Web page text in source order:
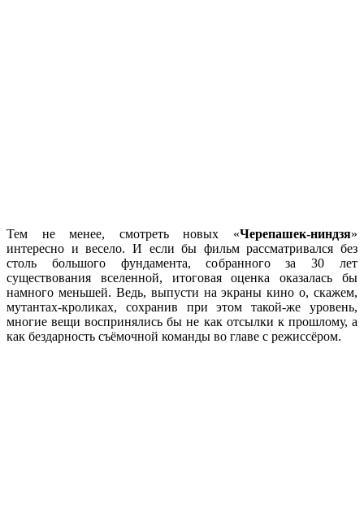
Тем не менее, смотреть новых «Черепашек-ниндзя»
интересно и весело. И если бы фильм рассматривался без
столь большого фундамента, собранного за 30 лет
существования вселенной, итоговая оценка оказалась бы
намного меньшей. Ведь, выпусти на экраны кино о, скажем,
мутантах-кроликах, сохранив при этом такой-же уровень,
многие вещи воспринялись бы не как отсылки к прошлому, а
как бездарность съёмочной команды во главе с режиссёром.